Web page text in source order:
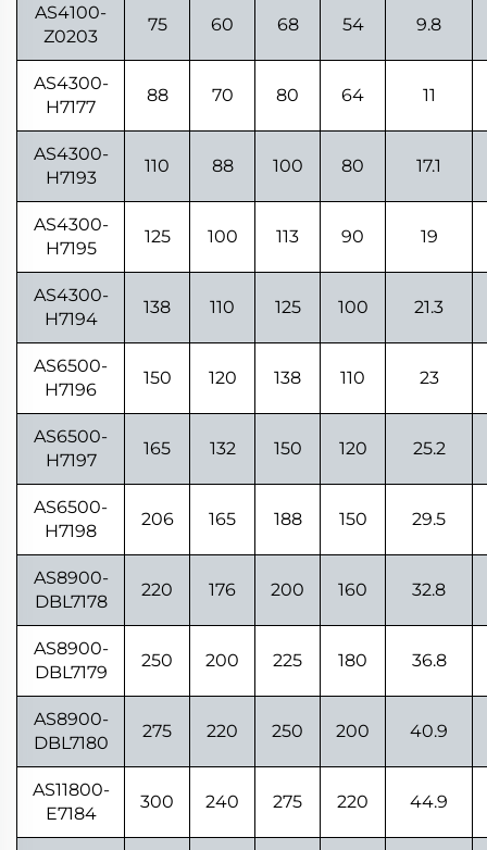
AS4100-
Z0203
75 60 68 54 9.8
AS4300-
H7177
88 70 80 64 11
AS4300-
H7193
110 88 100 80 17.1
AS4300-
H7195
125 100 113 90 19
AS4300-
H7194
138 110 125 100 21.3
AS6500-
H7196
150 120 138 110 23
AS6500-
H7197
165 132 150 120 25.2
AS6500-
H7198
206 165 188 150 29.5
AS8900-
DBL7178
220 176 200 160 32.8
AS8900-
DBL7179
250 200 225 180 36.8
AS8900-
DBL7180
275 220 250 200 40.9
AS11800-
E7184
300 240 275 220 44.9